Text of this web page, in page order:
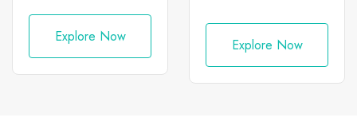
Explore Now Explore Now